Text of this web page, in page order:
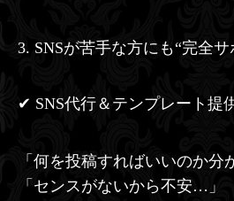
3. SNSが苦手な方にも“完全サ
✔ SNS代行＆テンプレート提
「何を投稿すればいいのか分
「センスがないから不安…」